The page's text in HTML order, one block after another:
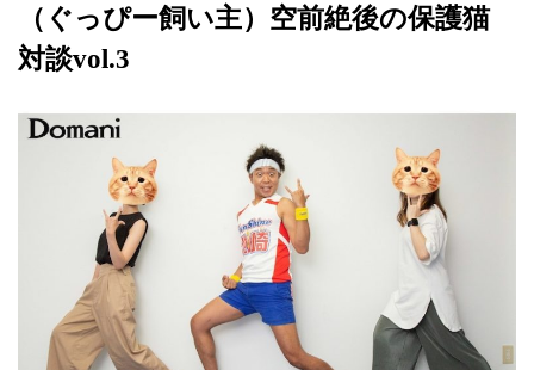
（ぐっぴー飼い主）空前絶後の保護猫
対談vol.3